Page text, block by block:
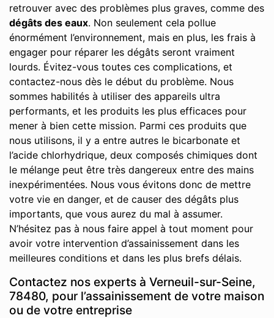
retrouver avec des problèmes plus graves, comme des
dégâts des eaux. Non seulement cela pollue
énormément l’environnement, mais en plus, les frais à
engager pour réparer les dégâts seront vraiment
lourds. Évitez-vous toutes ces complications, et
contactez-nous dès le début du problème. Nous
sommes habilités à utiliser des appareils ultra
performants, et les produits les plus efficaces pour
mener à bien cette mission. Parmi ces produits que
nous utilisons, il y a entre autres le bicarbonate et
l’acide chlorhydrique, deux composés chimiques dont
le mélange peut être très dangereux entre des mains
inexpérimentées. Nous vous évitons donc de mettre
votre vie en danger, et de causer des dégâts plus
importants, que vous aurez du mal à assumer.
N’hésitez pas à nous faire appel à tout moment pour
avoir votre intervention d’assainissement dans les
meilleures conditions et dans les plus brefs délais.
Contactez nos experts à Verneuil-sur-Seine,
78480, pour l’assainissement de votre maison
ou de votre entreprise